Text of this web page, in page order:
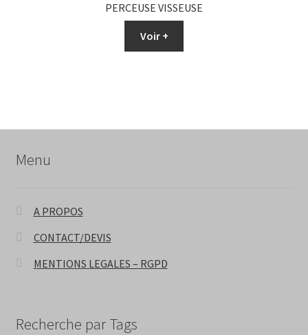
PERCEUSE VISSEUSE
Voir +
Menu
A PROPOS
CONTACT/DEVIS
MENTIONS LEGALES – RGPD
Recherche par Tags